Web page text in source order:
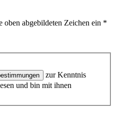
oben abgebildeten Zeichen ein *
zur Kenntnis
und bin mit ihnen